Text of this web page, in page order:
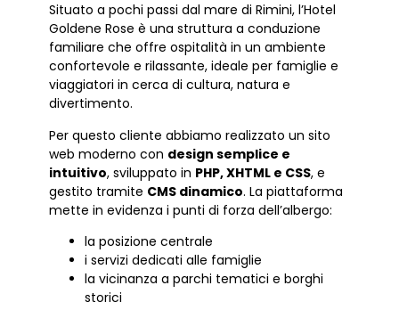
Situato a pochi passi dal mare di Rimini, l’Hotel
Goldene Rose è una struttura a conduzione
familiare che offre ospitalità in un ambiente
confortevole e rilassante, ideale per famiglie e
viaggiatori in cerca di cultura, natura e
divertimento.
Per questo cliente abbiamo realizzato un sito
web moderno con design semplice e
intuitivo, sviluppato in PHP, XHTML e CSS, e
gestito tramite CMS dinamico. La piattaforma
mette in evidenza i punti di forza dell’albergo:
la posizione centrale
i servizi dedicati alle famiglie
la vicinanza a parchi tematici e borghi
storici